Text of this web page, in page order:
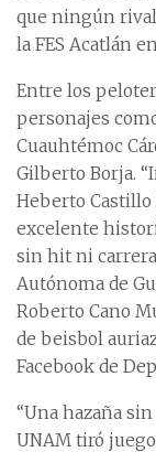
que ningún
la FES Acatlán
Entre los
personajes
Cuauhtémoc
Gilberto Borja.
Heberto Castillo
excelente
sin hit ni
Autónoma de
Roberto Cano
de beisbol
Facebook de
“Una hazaña
UNAM tiró